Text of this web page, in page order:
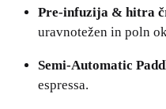
Pre-infuzija & hitra
uravnotežen in poln
Semi-Automatic
espressa.